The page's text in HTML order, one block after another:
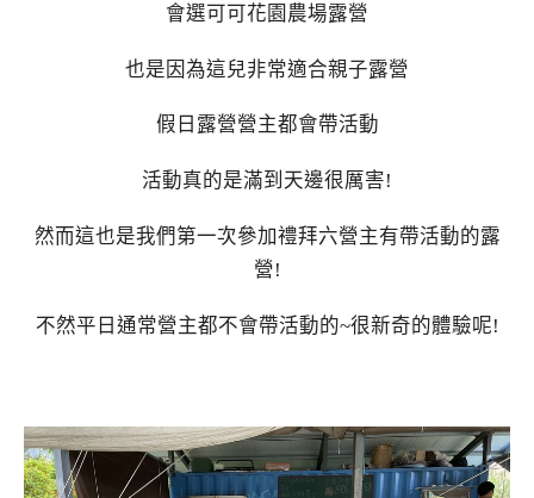
會選可可花園農場露營
也是因為這兒非常適合親子露營
假日露營營主都會帶活動
活動真的是滿到天邊很厲害!
然而這也是我們第一次參加禮拜六營主有帶活動的露
營!
不然平日通常營主都不會帶活動的~很新奇的體驗呢!